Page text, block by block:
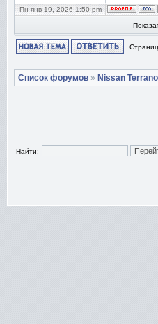
Пн янв 19, 2026 1:50 pm
Список форумов » Nissan
Найти: